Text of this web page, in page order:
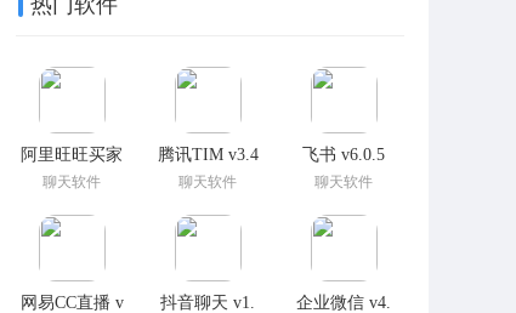
热门软件
阿里旺旺买家
聊天软件
腾讯TIM v3.4
聊天软件
飞书 v6.0.5
聊天软件
网易CC直播 v 抖音聊天 v1. 企业微信 v4.